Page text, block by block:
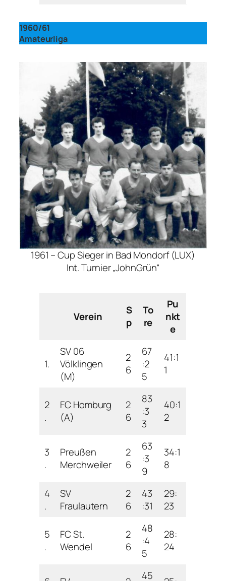
1960/61
Amateurliga
1961 – Cup Sieger in Bad Mondorf (LUX)
Int. Turnier „JohnGrün“
Verein
S
p
To
re
Pu
nkt
e
1.
SV 06
Völklingen
(M)
2
6
67
:2
5
41:1
1
2
.
FC Homburg
(A)
2
6
83
:3
3
40:1
2
3
.
Preußen
Merchweiler
2
6
63
:3
9
34:1
8
4
.
SV
Fraulautern
2
6
43
:31
29:
23
5
.
FC St.
Wendel
2
6
48
:4
5
28:
24
45